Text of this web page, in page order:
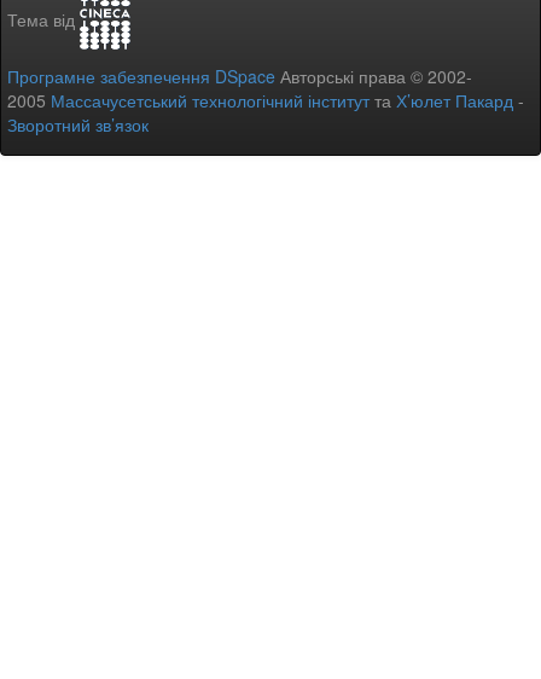
Тема від
Програмне забезпечення DSpace Авторські права © 2002-
2005 Массачусетський технологічний інститутта Х’юлет Пакард -
Зворотний зв’язок